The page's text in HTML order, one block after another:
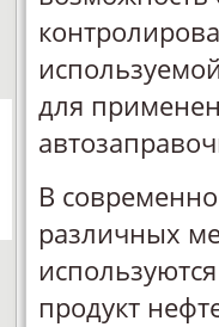
для
В
различных
продукт